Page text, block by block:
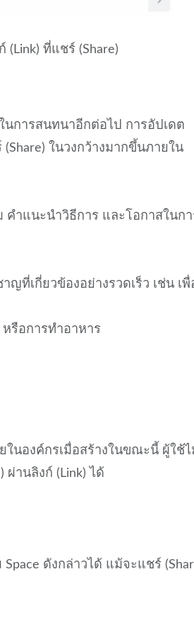
(Link) ที่แชร์ (Share)
นการสนทนาอีกต่อไป การอัปเดต
ในวงกว้างมากขึ้นภายใน
คำแนะนำวิธีการ และโอกาสในก
ที่เกี่ยวข้องอย่างรวดเร็ว เช่น เพื่
รือการทำอาหาร
ในองค์กรเมื่อสร้างในขณะนี้ ผู้ใช้
านลิงก์ (Link) ได้
ดังกล่าวได้ แม้จะแชร์